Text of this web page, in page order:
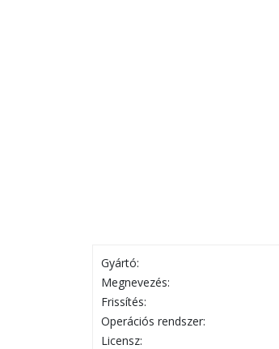
Gyártó:
Megnevezés:
Frissítés:
Operációs rendszer:
Licensz: